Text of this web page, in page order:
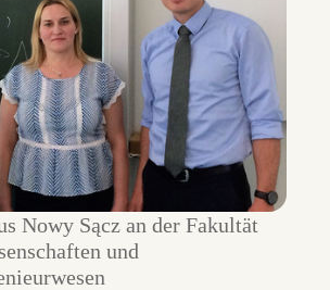
Nowy Sącz an der Fakultät
und